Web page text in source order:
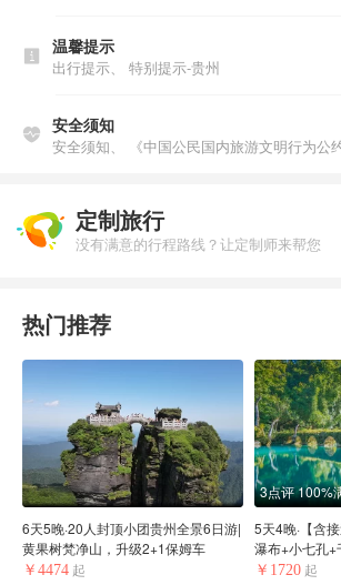
温馨提示
出行提示、 特别提示-贵州
安全须知
安全须知、 《中国公民国内旅游文明行为公
定制旅行
没有满意的行程路线？让定制师来帮您
热门推荐
6天5晚·20人封顶小团贵州全景6日游|
黄果树梵净山，升级2+1保姆车
￥4474 起
3点评100%
5天4晚·【含
瀑布+小七孔
￥1720 起